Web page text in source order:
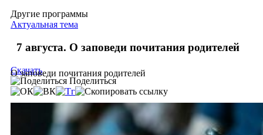
Другие программы
Актуальная тема
7 августа. О заповеди почитания родителей
О заповеди почитания родителей
Скачать
Поделиться